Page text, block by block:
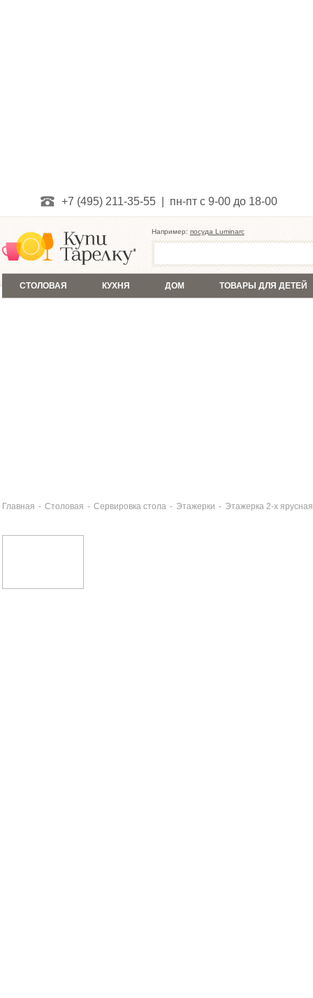
+7 (495) 211-35-55 | пн-пт с 9-00 до 18-00
Например: посуда Luminarc
СТОЛОВАЯ КУХНЯ ДОМ ТОВАРЫ ДЛЯ ДЕТЕЙ
Главная - Столовая - Сервировка стола - Этажерки - Этажерка 2-х